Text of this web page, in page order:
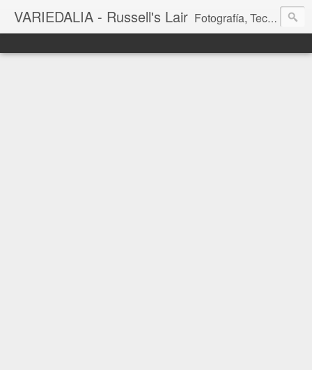
VARIEDALIA - Russell's Lair Fotografía, Tecnología, Cine y Videojuegos en un Blog Multitemática. El rinconcito del creador de FotoMuseo 3D y Left 4 SGC.